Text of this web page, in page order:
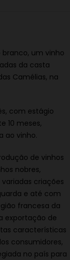
branco, um vinho
da casta
Camélias, na
com estágio
10 meses,
ao vinho.
de vinhos
nobres,
criações
e até com
francesa da
exportação de
características
consumidores,
no país para